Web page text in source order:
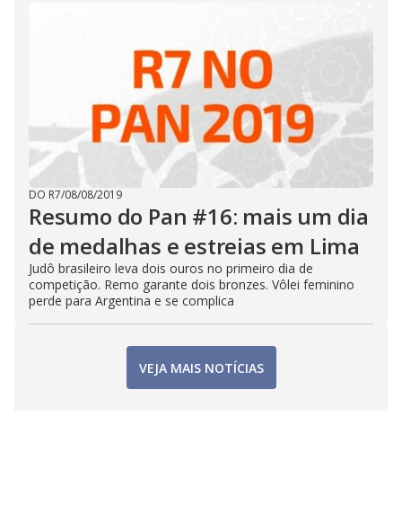
DO R7/08/08/2019
Resumo do Pan #16: mais um dia
de medalhas e estreias em Lima
Judô brasileiro leva dois ouros no primeiro dia de
competição. Remo garante dois bronzes. Vôlei feminino
perde para Argentina e se complica
VEJA MAIS NOTÍCIAS